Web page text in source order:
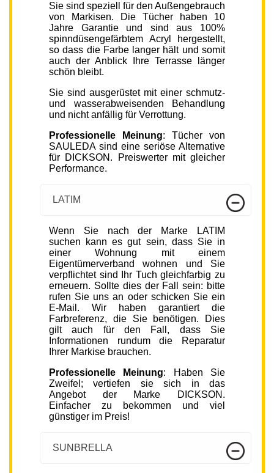
Sie sind speziell für den Außengebrauch
von Markisen. Die Tücher haben 10
Jahre Garantie und sind aus 100%
spinndüsengefärbtem Acryl hergestellt,
so dass die Farbe langer hält und somit
auch der Anblick Ihre Terrasse länger
schön bleibt.
Sie sind ausgerüstet mit einer schmutz-
und wasserabweisenden Behandlung
und nicht anfällig für Verrottung.
Professionelle Meinung: Tücher von
SAULEDA sind eine seriöse Alternative
für DICKSON. Preiswerter mit gleicher
Performance.
LATIM
Wenn Sie nach der Marke LATIM
suchen kann es gut sein, dass Sie in
einer Wohnung mit einem
Eigentümerverband wohnen und Sie
verpflichtet sind Ihr Tuch gleichfarbig zu
erneuern. Sollte dies der Fall sein: bitte
rufen Sie uns an oder schicken Sie ein
E-Mail. Wir haben garantiert die
Farbreferenz, die Sie benötigen. Dies
gilt auch für den Fall, dass Sie
Informationen rundum die Reparatur
Ihrer Markise brauchen.
Professionelle Meinung: Haben Sie
Zweifel; vertiefen sie sich in das
Angebot der Marke DICKSON.
Einfacher zu bekommen und viel
günstiger im Preis!
SUNBRELLA